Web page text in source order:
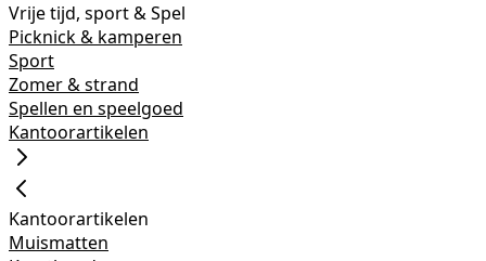
Vrije tijd, sport & Spel
Picknick & kamperen
Sport
Zomer & strand
Spellen en speelgoed
Kantoorartikelen
Kantoorartikelen
Muismatten